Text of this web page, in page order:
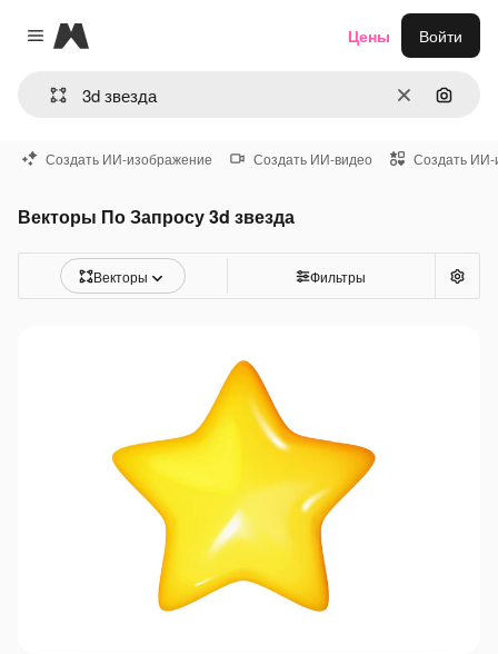
Close menu
Magnific
ОчиститьПоиск
Цены Войти
Создать ИИ-изображение Создать ИИ-видео Создать ИИ-
Векторы По Запросу 3d звезда
Векторы Фильтры